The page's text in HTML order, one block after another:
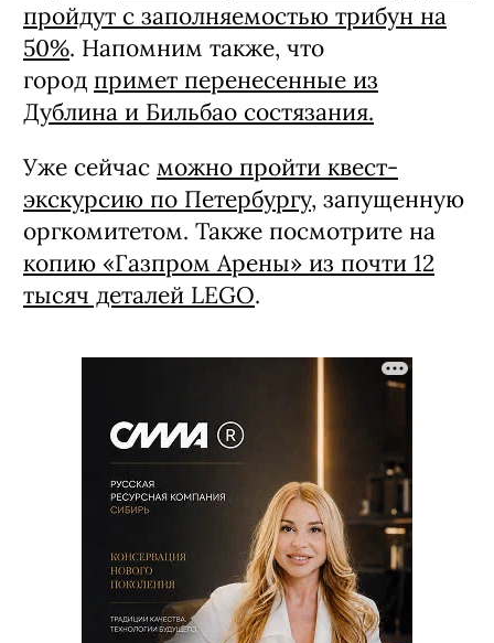
пройдут с заполняемостью трибун на
50%. Напомним также, что
город примет перенесенные из
Дублина и Бильбао состязания.
Уже сейчас можно пройти квест-
экскурсию по Петербургу, запущенную
оргкомитетом. Также посмотрите на
копию «Газпром Арены» из почти 12
тысяч деталей LEGO.